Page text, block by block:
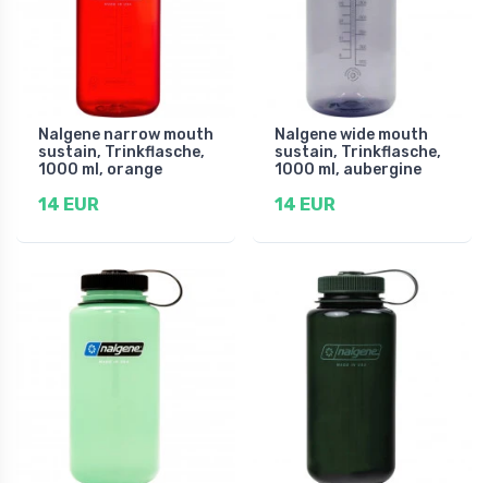
Nalgene narrow mouth
sustain, Trinkflasche,
1000 ml, orange
14 EUR
Nalgene wide mouth
sustain, Trinkflasche,
1000 ml, aubergine
14 EUR